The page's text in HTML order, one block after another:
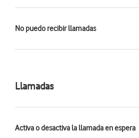
No puedo recibir llamadas
Llamadas
Activa o desactiva la llamada en espera